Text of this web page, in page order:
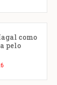
como
pelo